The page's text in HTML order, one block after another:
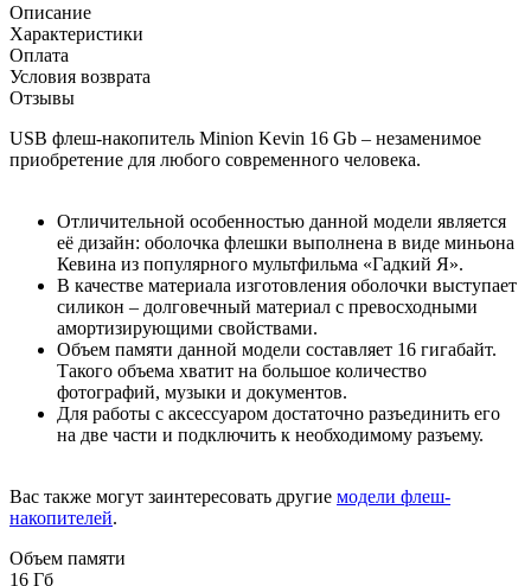
Описание
Характеристики
Оплата
Условия возврата
Отзывы
USB флеш-накопитель Minion Kevin 16 Gb – незаменимое
приобретение для любого современного человека.
Отличительной особенностью данной модели является
её дизайн: оболочка флешки выполнена в виде миньона
Кевина из популярного мультфильма «Гадкий Я».
В качестве материала изготовления оболочки выступает
силикон – долговечный материал с превосходными
амортизирующими свойствами.
Объем памяти данной модели составляет 16 гигабайт.
Такого объема хватит на большое количество
фотографий, музыки и документов.
Для работы с аксессуаром достаточно разъединить его
на две части и подключить к необходимому разъему.
Вас также могут заинтересовать другие модели флеш-
накопителей.
Объем памяти
16 Гб